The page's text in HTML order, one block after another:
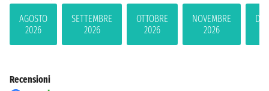
AGOSTO
2026
SETTEMBRE
2026
OTTOBRE
2026
NOVEMBRE
2026
Recensioni